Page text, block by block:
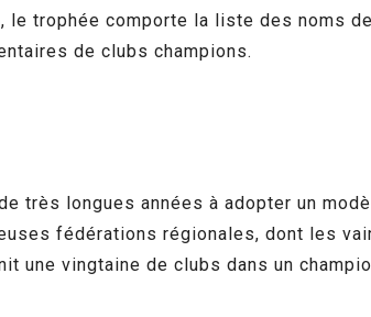
trophée comporte la liste des noms
de clubs champions.
très longues années à adopter un
fédérations régionales, dont les
une vingtaine de clubs dans un